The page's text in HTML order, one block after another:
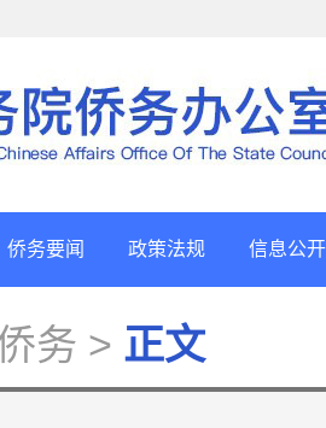
侨务要闻 政策法规 信息公开
务 > 正文